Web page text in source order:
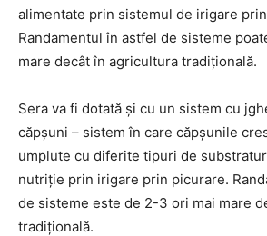
alimentate prin sistemul de irigare
Randamentul în astfel de sisteme
mare decât în agricultura tradițională.
Sera va fi dotată și cu un sistem cu
căpșuni – sistem în care căpșunile
umplute cu diferite tipuri de
nutriție prin irigare prin picurare.
de sisteme este de 2-3 ori mai mare
tradițională.